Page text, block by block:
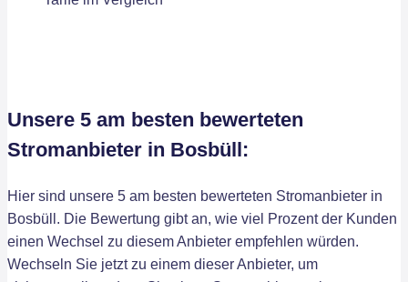
Unsere 5 am besten bewerteten
Stromanbieter in Bosbüll:
Hier sind unsere 5 am besten bewerteten Stromanbieter in
Bosbüll. Die Bewertung gibt an, wie viel Prozent der Kunden
einen Wechsel zu diesem Anbieter empfehlen würden.
Wechseln Sie jetzt zu einem dieser Anbieter, um